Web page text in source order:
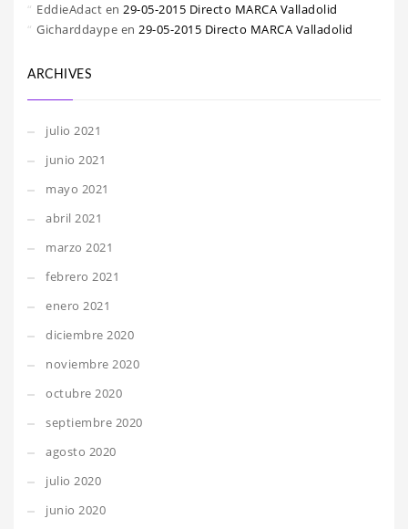
EddieAdact en 29-05-2015 Directo MARCA Valladolid
Gicharddaype en 29-05-2015 Directo MARCA Valladolid
ARCHIVES
julio 2021
junio 2021
mayo 2021
abril 2021
marzo 2021
febrero 2021
enero 2021
diciembre 2020
noviembre 2020
octubre 2020
septiembre 2020
agosto 2020
julio 2020
junio 2020